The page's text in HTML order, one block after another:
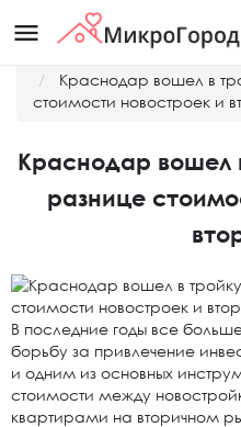
menu
Краснодар вошел в
стоимости новостроек и
Краснодар вошел
разнице
В последние годы все
борьбу за привлечение
и одним из основных
стоимости между
квартирами на вторичном